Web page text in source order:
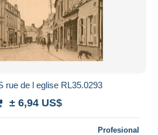
rue de l eglise RL35.0293
± 6,94 US$
Profesional